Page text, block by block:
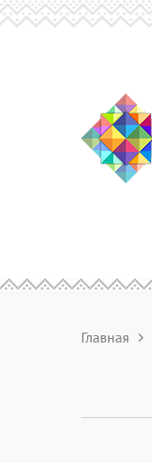
Главная